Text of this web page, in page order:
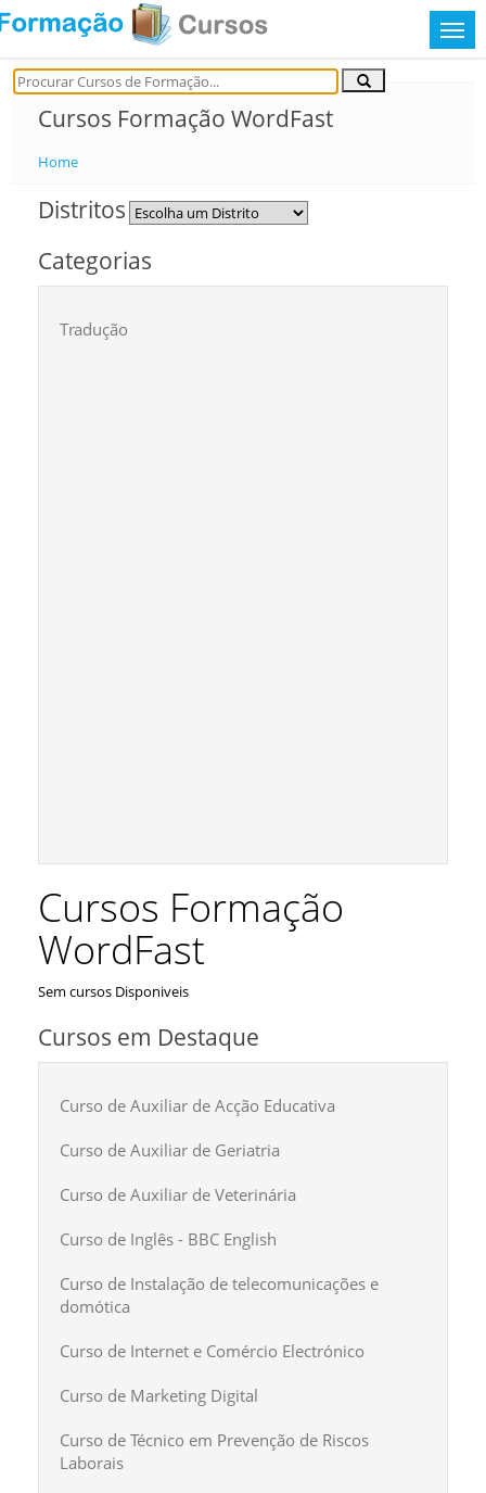
Cursos Formação WordFast
Home
Distritos
Categorias
Tradução
Cursos Formação
WordFast
Sem cursos Disponiveis
Cursos em Destaque
Curso de Auxiliar de Acção Educativa
Curso de Auxiliar de Geriatria
Curso de Auxiliar de Veterinária
Curso de Inglês - BBC English
Curso de Instalação de telecomunicações e
domótica
Curso de Internet e Comércio Electrónico
Curso de Marketing Digital
Curso de Técnico em Prevenção de Riscos
Laborais